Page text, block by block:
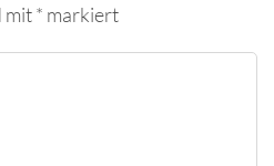
mit* markiert